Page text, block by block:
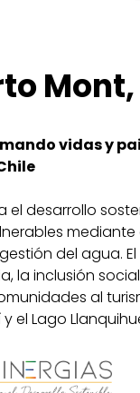
Mont,
vidas y
el desarrollo
del agua.
la inclusión
al
el Lago